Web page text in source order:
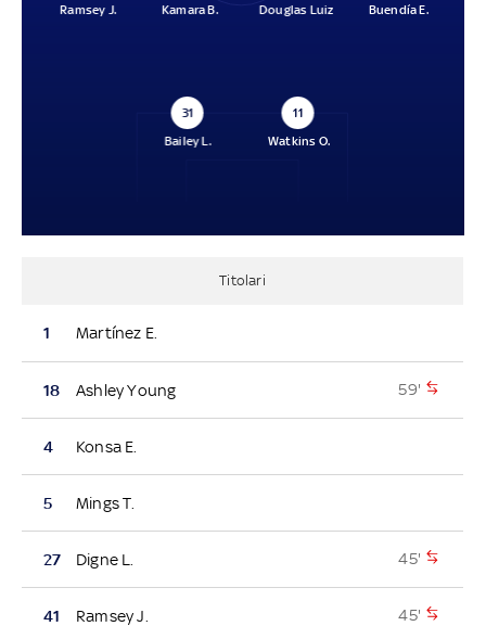
Ramsey J.
Kamara B.
Douglas Luiz
Buendía E.
31
Bailey L.
11
Watkins O.
Titolari
1 Martínez E.
18 Ashley Young 59'
4 Konsa E.
5 Mings T.
27 Digne L. 45'
41 Ramsey J. 45'